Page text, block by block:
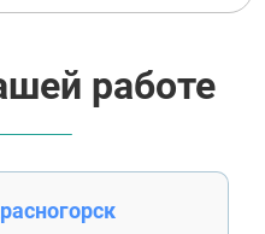
работе